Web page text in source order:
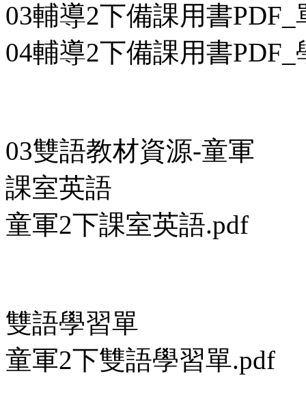
03輔導2下備課用書
04輔導2下備課用書PDF_
03雙語教材資源-童軍
課室英語
童軍2下課室英語.pdf
雙語學習單
童軍2下雙語學習單.pdf